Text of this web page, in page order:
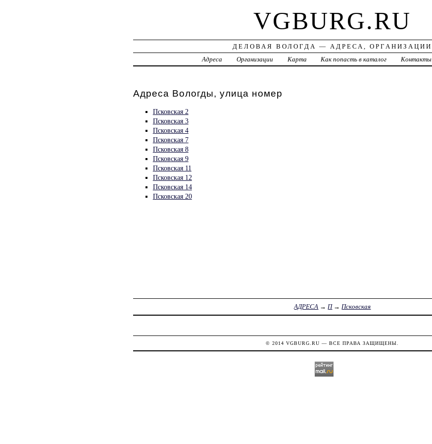
VGBURG.RU
ДЕЛОВАЯ ВОЛОГДА — АДРЕСА, ОРГАНИЗАЦИИ
Адреса
Организации Карта Как попасть в каталог Контакты
Адреса Вологды, улица номер
Псковская 2
Псковская 3
Псковская 4
Псковская 7
Псковская 8
Псковская 9
Псковская 11
Псковская 12
Псковская 14
Псковская 20
АДРЕСА →П→Псковская
© 2014VGBURG.RU — ВСЕ ПРАВА ЗАЩИЩЕНЫ.